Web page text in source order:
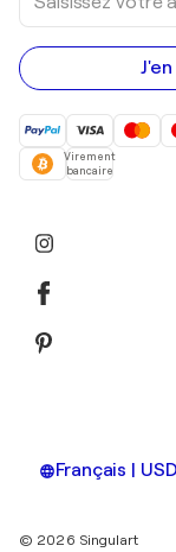
votre
adresse
e-
mail
Virement
bancaire
Français | USD
© 2026 Singulart